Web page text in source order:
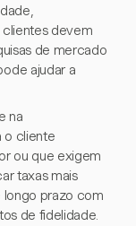
clientes devem
de mercado
ajudar a
na
o cliente
ou que exigem
taxas mais
longo prazo com
de fidelidade.